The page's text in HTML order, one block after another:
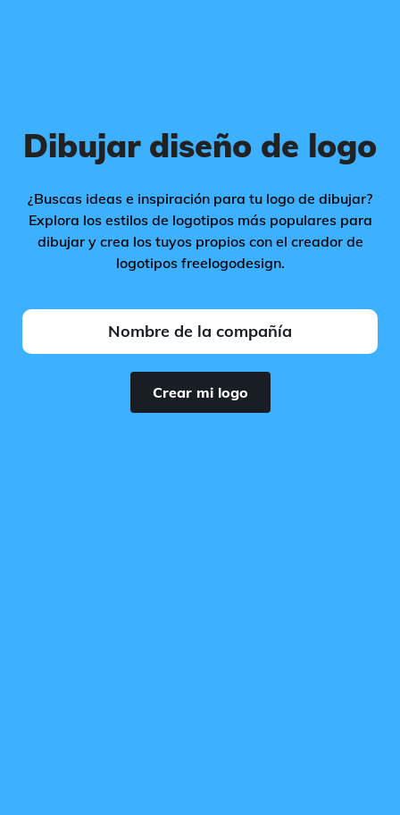
Dibujar diseño de logo
¿Buscas ideas e inspiración para tu logo de dibujar?
Explora los estilos de logotipos más populares para
dibujar y crea los tuyos propios con el creador de
logotipos freelogodesign.
Crear mi logo